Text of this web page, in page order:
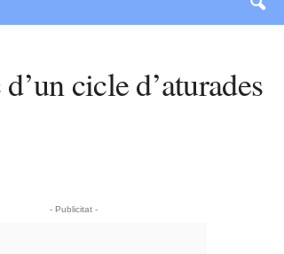
cicle d’aturades
- Publicitat -